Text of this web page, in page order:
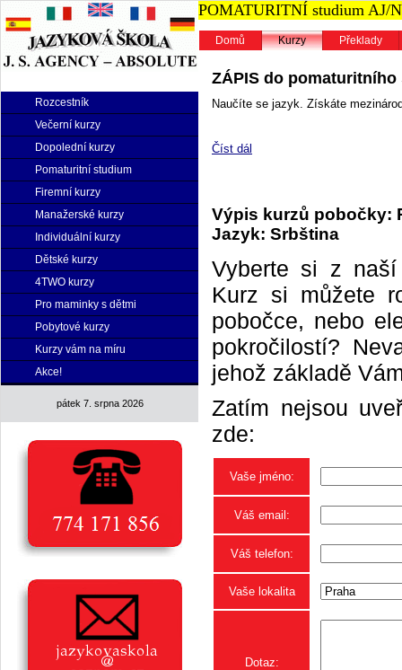
Rozcestník
Večerní kurzy
Dopolední kurzy
Pomaturitní studium
Firemní kurzy
Manažerské kurzy
Individuální kurzy
Dětské kurzy
4TWO kurzy
Pro maminky s dětmi
Pobytové kurzy
Kurzy vám na míru
Akce!
pátek 7. srpna 2026
POMATURITNÍ studium AJ/
Domů Kurzy Překlady
ZÁPIS do pomaturitního
Naučíte se jazyk. Získáte
Číst dál
Výpis kurzů pobočky:
Jazyk: Srbština
Vyberte si z
Kurz si můžete
pobočce, nebo
pokročilostí?
jehož základě
Zatím nejsou
zde:
Vaše jméno:
Váš email:
Váš telefon:
Vaše lokalita
Dotaz: